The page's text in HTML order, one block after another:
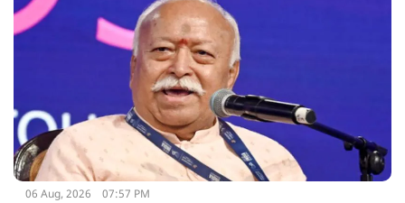
06 Aug, 2026 07:57 PM